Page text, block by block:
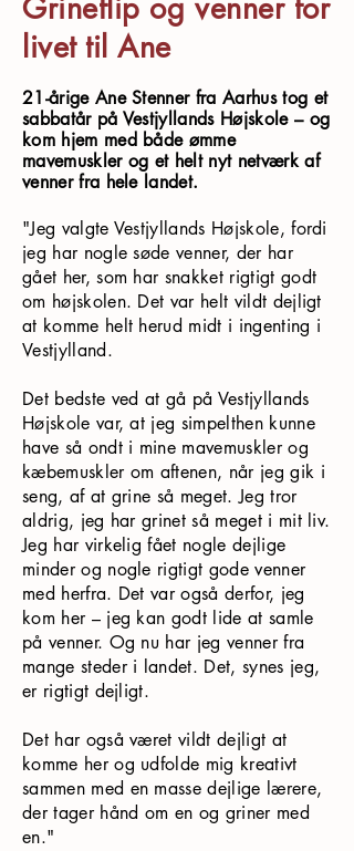
Grineflip og venner for
livet til Ane ​
21-årige Ane Stenner fra Aarhus tog et
sabbatår på Vestjyllands Højskole – og
kom hjem med både ømme
mavemuskler og et helt nyt netværk af
venner fra hele landet.
"Jeg valgte Vestjyllands Højskole, fordi
jeg har nogle søde venner, der har
gået her, som har snakket rigtigt godt
om højskolen. Det var helt vildt dejligt
at komme helt herud midt i ingenting i
Vestjylland.
Det bedste ved at gå på Vestjyllands
Højskole var, at jeg simpelthen kunne
have så ondt i mine mavemuskler og
kæbemuskler om aftenen, når jeg gik i
seng, af at grine så meget. Jeg tror
aldrig, jeg har grinet så meget i mit liv.
Jeg har virkelig fået nogle dejlige
minder og nogle rigtigt gode venner
med herfra. Det var også derfor, jeg
kom her – jeg kan godt lide at samle
på venner. Og nu har jeg venner fra
mange steder i landet. Det, synes jeg,
er rigtigt dejligt.
Det har også været vildt dejligt at
komme her og udfolde mig kreativt
sammen med en masse dejlige lærere,
der tager hånd om en og griner med
en."